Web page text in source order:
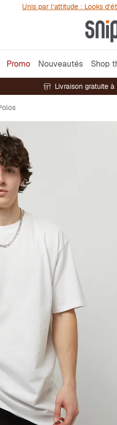
Unis par l’attitude : Looks
Promo Nouveautés Shop
Livraison gratuite